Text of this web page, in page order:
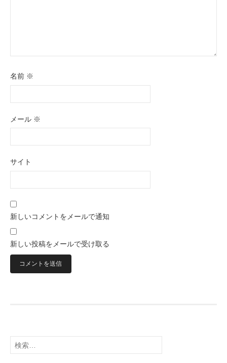
名前 ※
メール ※
サイト
新しいコメントをメールで通知
新しい投稿をメールで受け取る
検
索: